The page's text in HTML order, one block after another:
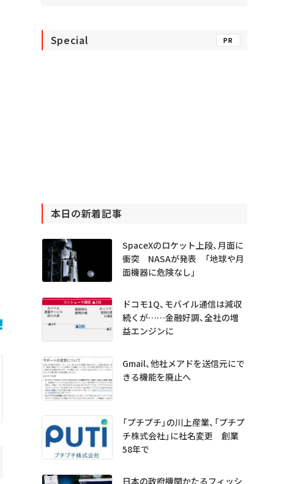
Special PR
本日の新着記事
SpaceXのロケット上段、月面に
衝突 NASAが発表 「地球や月
面機器に危険なし」
ドコモ1Q、モバイル通信は減収
続くが……金融好調、全社の増
益エンジンに
Gmail、他社メアドを送信元にで
きる機能を廃止へ
「プチプチ」の川上産業、「プチプ
チ株式会社」に社名変更 創業
58年で
日本の政府機関かたるフィッシ